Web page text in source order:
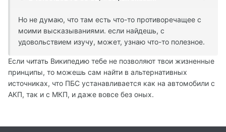
Но не думаю, что там есть что-то противоречащее с
моими высказываниями. если найдешь, с
удовольствием изучу, может, узнаю что-то полезное.
Если читать Википедию тебе не позволяют твои жизненные
принципы, то можешь сам найти в альтернативных
источниках, что ПБС устанавливается как на автомобили с
АКП, так и с МКП, и даже вовсе без оных.